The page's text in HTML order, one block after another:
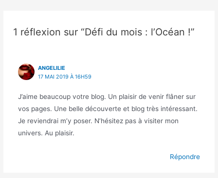
1 réflexion sur “Défi du mois : l’Océan !”
ANGELILIE
17 MAI 2019 À 16H59
J’aime beaucoup votre blog. Un plaisir de venir flâner sur
vos pages. Une belle découverte et blog très intéressant.
Je reviendrai m’y poser. N’hésitez pas à visiter mon
univers. Au plaisir.
Répondre